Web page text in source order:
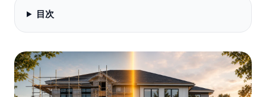
目次